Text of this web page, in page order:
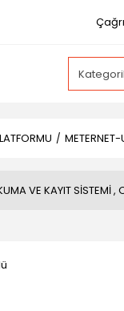
VE KAYIT SİSTEMİ,